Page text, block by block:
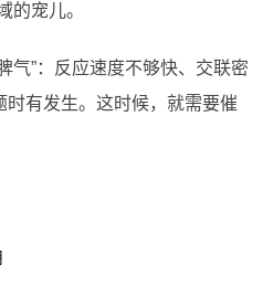
的宠儿。
气”：反应速度不够快、交联密
有发生。这时候，就需要催